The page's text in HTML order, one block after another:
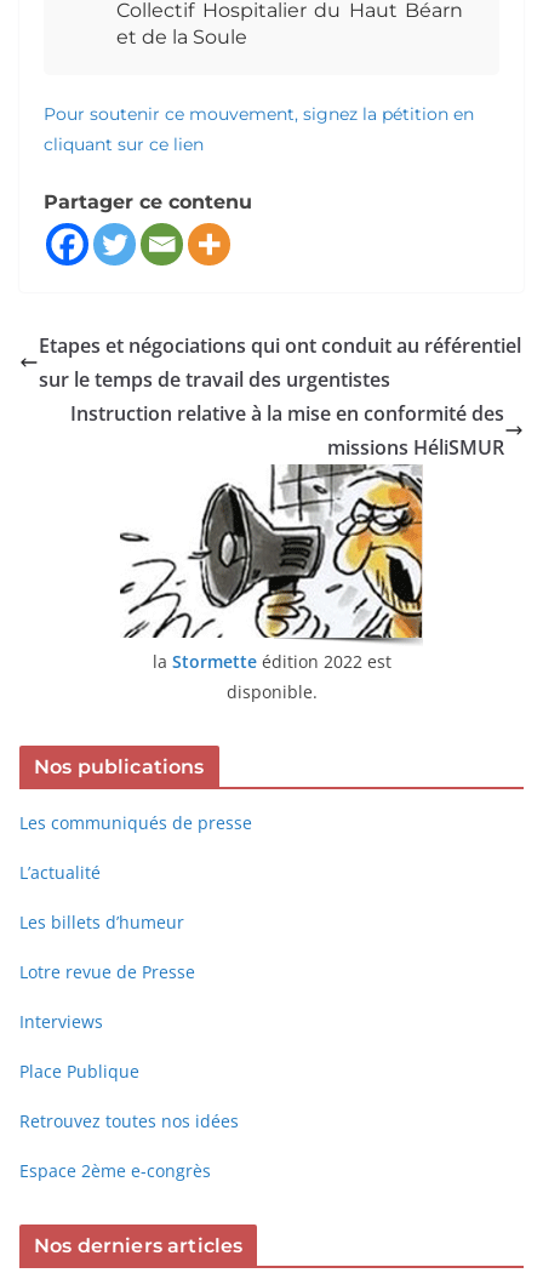
Collectif Hospitalier du Haut Béarn
et de la Soule
Pour soutenir ce mouvement, signez la pétition en
cliquant sur ce lien
Partager ce contenu
Etapes et négociations qui ont conduit au référentiel
sur le temps de travail des urgentistes
Instruction relative à la mise en conformité des
missions HéliSMUR
la Stormetteédition 2022 est
disponible.
Nos publications
Les communiqués de presse
L’actualité
Les billets d’humeur
Lotre revue de Presse
Interviews
Place Publique
Retrouvez toutes nos idées
Espace 2ème e-congrès
Nos derniers articles